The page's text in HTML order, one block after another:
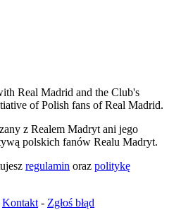
Real Madrid and the Club's
of Polish fans of Real Madrid.
z Realem Madryt ani jego
polskich fanów Realu Madryt.
regulamin oraz politykę
Kontakt - Zgłoś błąd